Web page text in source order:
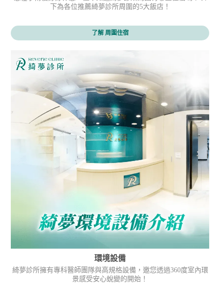
下為各位推薦綺夢診所周圍的5大飯店！
了解 周圍住宿
環境設備
綺夢診所擁有專科醫師團隊與高規格設備，邀您透過360度室內環
景感受安心蛻變的開始！